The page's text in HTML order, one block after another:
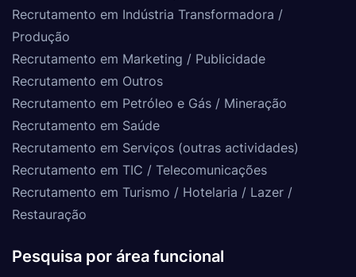
Recrutamento em Indústria Transformadora /
Produção
Recrutamento em Marketing / Publicidade
Recrutamento em Outros
Recrutamento em Petróleo e Gás / Mineração
Recrutamento em Saúde
Recrutamento em Serviços (outras actividades)
Recrutamento em TIC / Telecomunicações
Recrutamento em Turismo / Hotelaria / Lazer /
Restauração
Pesquisa por área funcional